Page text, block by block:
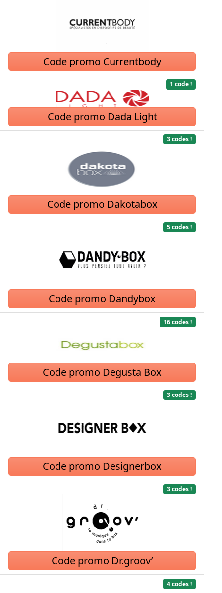
Code promo Currentbody
1 code !
Code promo Dada Light
3 codes !
Code promo Dakotabox
5 codes !
Code promo Dandybox
16 codes !
Code promo Degusta Box
3 codes !
Code promo Designerbox
3 codes !
Code promo Dr.groov’
4 codes !